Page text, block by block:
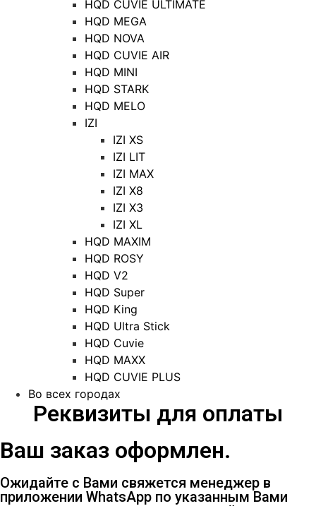
HQD CUVIE ULTIMATE
HQD MEGA
HQD NOVA
HQD CUVIE AIR
HQD MINI
HQD STARK
HQD MELO
IZI
IZI XS
IZI LIT
IZI MAX
IZI X8
IZI X3
IZI XL
HQD MAXIM
HQD ROSY
HQD V2
HQD Super
HQD King
HQD Ultra Stick
HQD Cuvie
HQD MAXX
HQD CUVIE PLUS
Во всех городах
Реквизиты для оплаты
Ваш заказ оформлен.
Ожидайте с Вами свяжется менеджер в
приложении WhatsApp по указанным Вами